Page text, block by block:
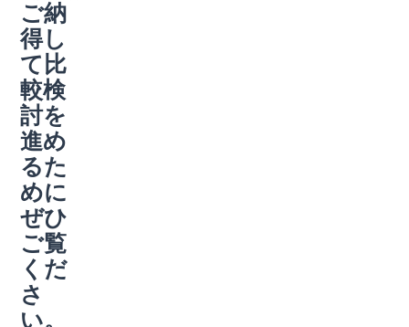
ご納
得し
て比
較検
討を
進め
るた
めに
ぜひ
ご覧
くだ
さ
い。